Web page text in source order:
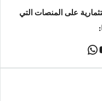
على المنصات التي